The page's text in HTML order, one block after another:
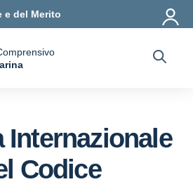
e del Merito
Internazionale
Codice